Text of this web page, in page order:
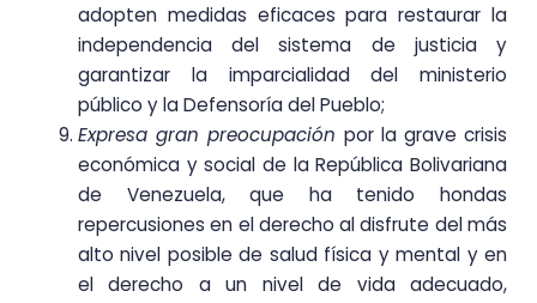
adopten medidas eficaces para restaurar la
independencia del sistema de justicia y
garantizar la imparcialidad del ministerio
público y la Defensoría del Pueblo;
Expresa gran preocupación por la grave crisis
económica y social de la República Bolivariana
de Venezuela, que ha tenido hondas
repercusiones en el derecho al disfrute del más
alto nivel posible de salud física y mental y en
el derecho a un nivel de vida adecuado,